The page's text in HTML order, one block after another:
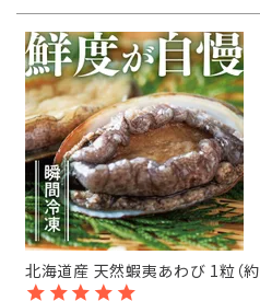
北海道産 天然蝦夷あわび 1粒（約